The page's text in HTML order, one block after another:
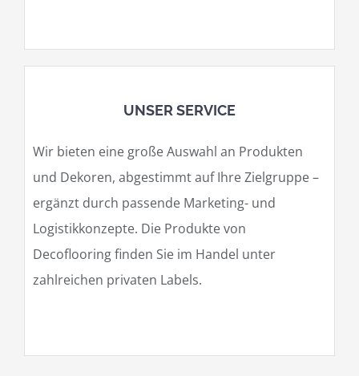
UNSER SERVICE
Wir bieten eine große Auswahl an Produkten
und Dekoren, abgestimmt auf Ihre Zielgruppe –
ergänzt durch passende Marketing- und
Logistikkonzepte. Die Produkte von
Decoflooring finden Sie im Handel unter
zahlreichen privaten Labels.